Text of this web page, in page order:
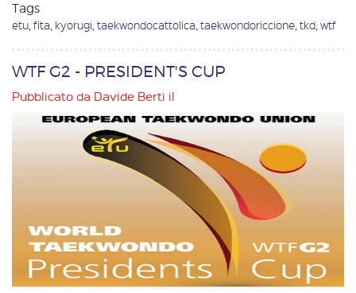
Tags
etu fita kyorugi taekwondocattolica taekwondoriccione tkd wtf
WTF G2 - PRESIDENT'S CUP
Pubblicato da Davide Berti il